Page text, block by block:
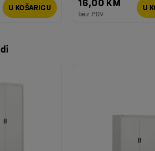
U KOŠARICU 16,00 KM
bez PDV
U